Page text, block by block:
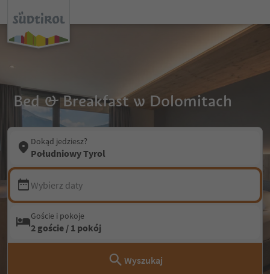
Bed & Breakfast w Dolomitach
Dokąd jedziesz?
Południowy Tyrol
Wybierz daty
Goście i pokoje
2 goście / 1 pokój
Wyszukaj